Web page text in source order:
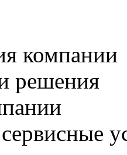
компании
решения